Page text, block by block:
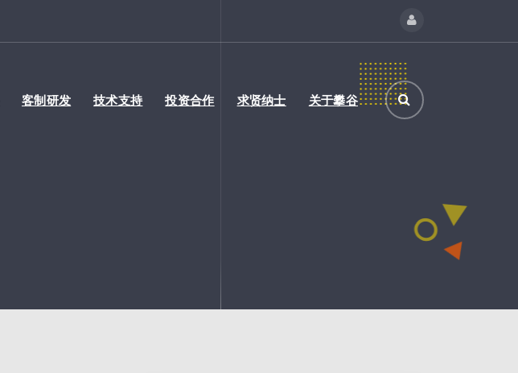
客制研发 技术支持 投资合作 求贤纳士 关于攀谷